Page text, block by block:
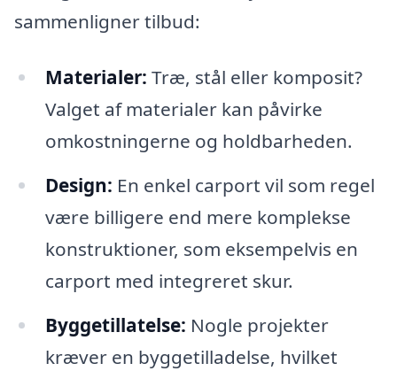
sammenligner tilbud:
Materialer: Træ, stål eller komposit?
Valget af materialer kan påvirke
omkostningerne og holdbarheden.
Design: En enkel carport vil som regel
være billigere end mere komplekse
konstruktioner, som eksempelvis en
carport med integreret skur.
Byggetillatelse: Nogle projekter
kræver en byggetilladelse, hvilket